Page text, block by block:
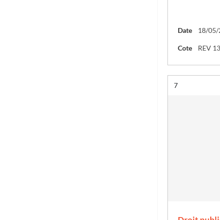
Date 18/05/
Cote REV 13
Résultat n°
7